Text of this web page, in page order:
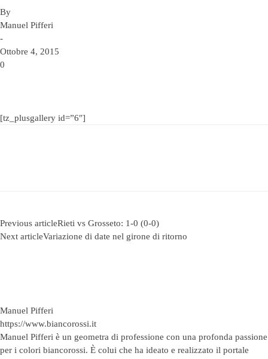
By
Manuel Pifferi
-
Ottobre 4, 2015
0
[tz_plusgallery id=”6″]
Previous articleRieti vs Grosseto: 1-0 (0-0)
Next articleVariazione di date nel girone di ritorno
Manuel Pifferi
https://www.biancorossi.it
Manuel Pifferi è un geometra di professione con una profonda passione
per i colori biancorossi. È colui che ha ideato e realizzato il portale